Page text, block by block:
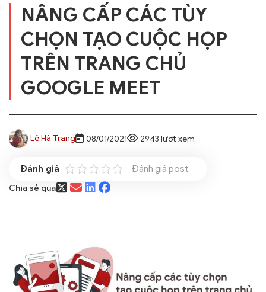
NÂNG CẤP CÁC TÙY
CHỌN TẠO CUỘC HỌP
TRÊN TRANG CHỦ
GOOGLE MEET
Lê Hà Trang 08/01/2021 2943 lượt xem
Đánh giá post
Chia sẻ qua